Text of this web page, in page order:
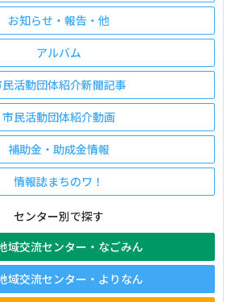
お知らせ・報告・他
アルバム
活動団体紹介新聞記事
市民活動団体紹介動画
補助金・助成金情報
情報誌まちのワ！
センター別で探す
域交流センター・なごみん
域交流センター・よりなん